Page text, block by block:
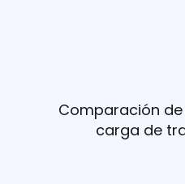
Comparación
carga de